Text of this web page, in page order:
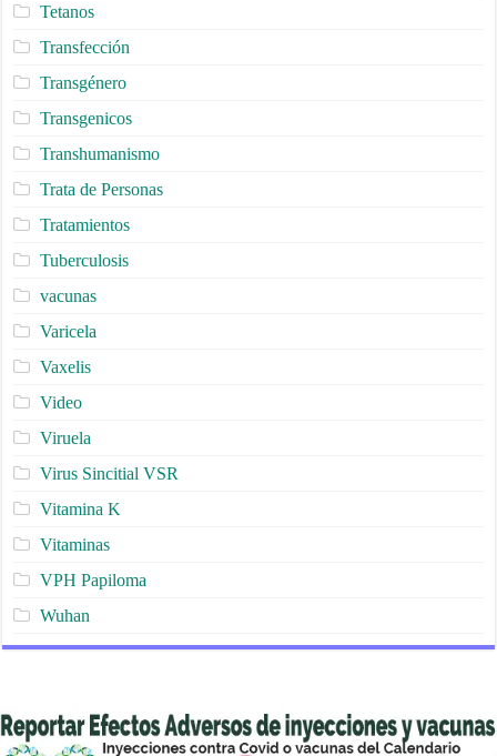
Tetanos
Transfección
Transgénero
Transgenicos
Transhumanismo
Trata de Personas
Tratamientos
Tuberculosis
vacunas
Varicela
Vaxelis
Video
Viruela
Virus Sincitial VSR
Vitamina K
Vitaminas
VPH Papiloma
Wuhan